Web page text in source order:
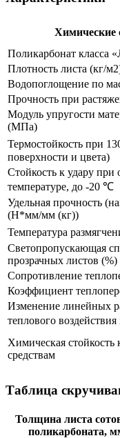
Химические
Поликарбонат класса
Плотность листа (кг/
Водопоглощение по
Прочность при
Модуль упругости
(МПа)
Термостойкость при
поверхности и цвета)
Стойкость к удару при
температуре, до -20 ℃
Удельная прочность
(Н*мм/мм (кг))
Температура
Светопропускающая
прозрачных листов (%)
Сопротивление
Коэффициент
Изменение линейных
теплового
Химическая
средствам
Таблица
Толщина листа
поликарбоната,